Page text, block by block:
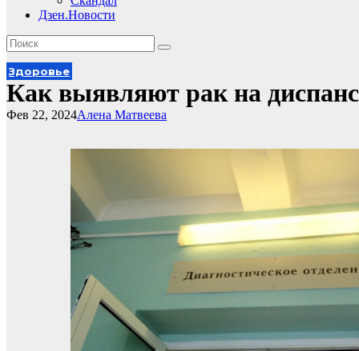
Дзен.Новости
Здоровье
Как выявляют рак на
Алена Матвеева
Фев 22, 2024